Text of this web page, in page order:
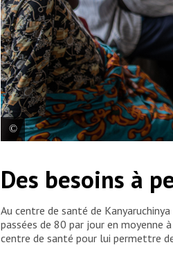
la région de Rugari, sa famille
l’intensification des combats
précaires les exposent à
paludisme et la malnutrition.
Moses Sawasawa
Des besoins à
Au centre de santé de
passées de 80 par jour en moyenne
centre de santé pour lui permettre